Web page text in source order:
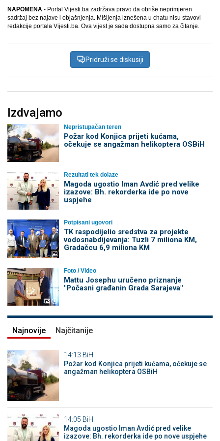
NAPOMENA - Portal Vijesti.ba zadržava pravo da obriše neprimjeren
sadržaj bez najave i objašnjenja. Mišljenja iznešena u chatu nisu stavovi
redakcije portala Vijesti.ba. Ova vijest je sada dostupna samo za čitanje.
Pridruži se diskusiji
Izdvajamo
Nepristupačan teren
Požar kod Konjica prijeti kućama,
očekuje se angažman helikoptera OSBiH
Rezultati tek dolaze
Magoda ugostio Iman Avdić pred velike
izazove: Bh. rekorderka ide po nove
uspjehe
Potpisani ugovori
TK raspodijelio sredstva za projekte
vodosnabdijevanja: Tuzli 7 miliona KM,
Gradačcu 6,9 miliona KM
Foto / Video
Mattu Josephu uručeno priznanje
"Počasni građanin Grada Sarajeva"
Najnovije Najčitanije
14:13 BiH
Požar kod Konjica prijeti kućama, očekuje se
angažman helikoptera OSBiH
14:05 BiH
Magoda ugostio Iman Avdić pred velike
izazove: Bh. rekorderka ide po nove uspjehe